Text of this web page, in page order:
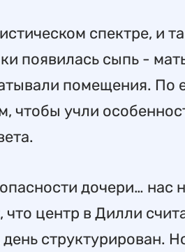
спектре, и
появилась сыпь -
помещения. По
чтобы учли
дочери… нас
центр в Дилли
структурирован.